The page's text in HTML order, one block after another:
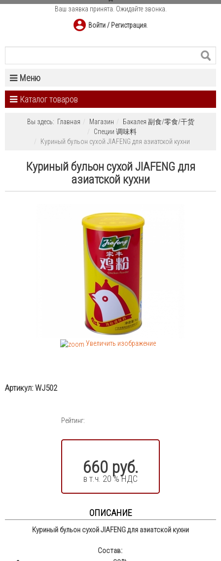
Ваш заявка принята. Ожидайте звонка.
Войти / Регистрация.
Меню
Каталог товаров
Вы здесь: Главная Магазин
Бакалея 副食/零食/干货
Специи 调味料
Куриный бульон сухой JIAFENG для азиатской кухни
Куриный бульон сухой JIAFENG для
азиатской кухни
Увеличить изображение
Артикул: WJ502
Рейтинг:
660 руб.
в т.ч. 20 % НДС
ОПИСАНИЕ
Куриный бульон сухой JIAFENG для азиатской кухни
Состав: